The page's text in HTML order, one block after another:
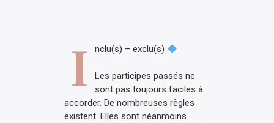
I nclu(s) – exclu(s)
Les participes passés ne
sont pas toujours faciles à
accorder. De nombreuses règles
existent. Elles sont néanmoins